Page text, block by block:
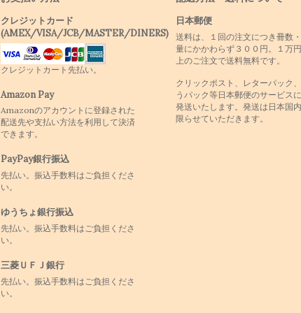
クレジットカード
(AMEX/VISA/JCB/MASTER/DINERS)
クレジットカート先払い。
Amazon Pay
Amazonのアカウントに登録された
配送先や支払い方法を利用して決済
できます。
PayPay銀行振込
先払い。振込手数料はご負担くださ
い。
ゆうちょ銀行振込
先払い。振込手数料はご負担くださ
い。
三菱ＵＦＪ銀行
先払い。振込手数料はご負担くださ
い。
日本郵便
送料は、１回の注文につき冊数
量にかかわらず３００円。１万
上のご注文で送料無料です。
クリックポスト、レターパック
うパック等日本郵便のサービス
発送いたします。発送は日本国
限らせていただきます。